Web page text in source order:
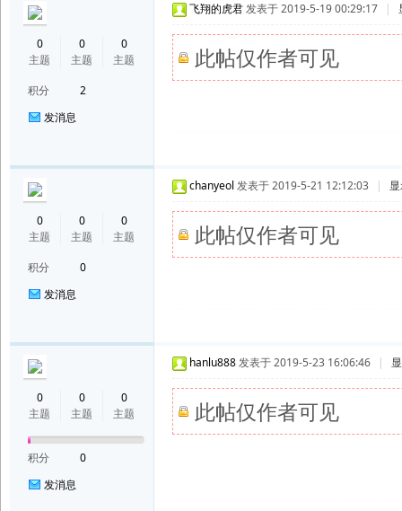
0
主题
0
主题
0
主题
积分
2
发消息
飞翔的虎君发表于 2019-5-19 00:29:17 |
此帖仅作者可见
0
主题
0
主题
0
主题
积分
0
发消息
chanyeol 发表于 2019-5-21 12:12:03 |
此帖仅作者可见
0
主题
0
主题
0
主题
积分
0
发消息
hanlu888发表于 2019-5-23 16:06:46 |
此帖仅作者可见